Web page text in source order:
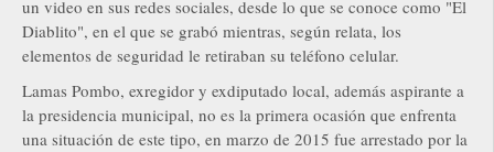
un video en sus redes sociales, desde lo que se conoce como "El
Diablito", en el que se grabó mientras, según relata, los
elementos de seguridad le retiraban su teléfono celular.
Lamas Pombo, exregidor y exdiputado local, además aspirante a
la presidencia municipal, no es la primera ocasión que enfrenta
una situación de este tipo, en marzo de 2015 fue arrestado por la